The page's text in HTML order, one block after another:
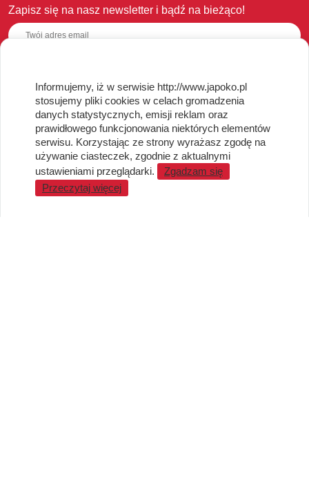
Zapisz się na nasz newsletter i bądź na bieżąco!
OBSŁUGA KLIENTA
Regulamin i Polityka Cookies
Dostawa, Reklamacje i Zwroty
Metody płatności
Standardy jakości i bezpieczeństwa
WARTO WIEDZIEĆ
Informujemy, iż w serwisie http://www.japoko.pl
stosujemy pliki cookies w celach gromadzenia
danych statystycznych, emisji reklam oraz
prawidłowego funkcjonowania niektórych elementów
serwisu. Korzystając ze strony wyrażasz zgodę na
używanie ciasteczek, zgodnie z aktualnymi
ustawieniami przeglądarki.
Zgadzam się
Przeczytaj więcej